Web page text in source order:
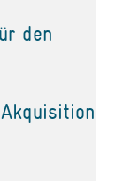
den